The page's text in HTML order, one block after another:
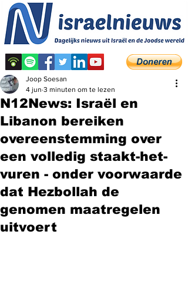
N12News: Israël en
Libanon bereiken
overeenstemming over
een volledig staakt-het-
vuren - onder voorwaarde
dat Hezbollah de
genomen maatregelen
uitvoert
Joop Soesan
4 jun 3 minuten om te lezen